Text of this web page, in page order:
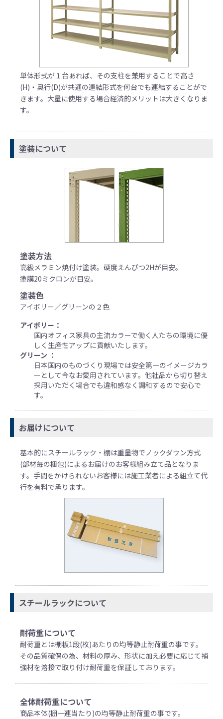
単体形式が１台あれば、その支柱を兼用することで高さ
(H)・奥行(D)が共通の連結形式を何台でも連結することがで
きます。大量に使用する場合経済的メリットは大きくなりま
す。
塗装について
塗装方法
高級メラミン焼付け塗装。硬度えんぴつ2Hが目安。
塗膜20ミクロンが目安。
塗装色
アイボリー／グリーンの２色
アイボリー：
国内オフィス家具の主流カラーで働く人たちの環境に優
しく生産性アップに貢献いたします。
グリーン ：
日本国内のものづくり現場では安全第一のイメージカラ
ーとして今なお愛用されています。他社品から切り替え
採用いただく場合でも違和感なく調和するので安心で
す。
お届けについて
基本的にスチールラック・棚は重量物でノックダウン方式
(部材毎の梱包)によるお届けのお客様組み立て品となりま
す。手間をかけられないお客様には施工業者による組立て代
行を有料で承ります。
スチールラックについて
耐荷重について
耐荷重とは棚板1段(枚)あたりの均等静止耐荷重の事です。
その品質確保の為、材料の厚み、形状に加え必要に応じて補
強材を溶接で取り付け耐荷重を保証しております。
全体耐荷重について
商品本体(棚一連当たり)の均等静止耐荷重の事です。